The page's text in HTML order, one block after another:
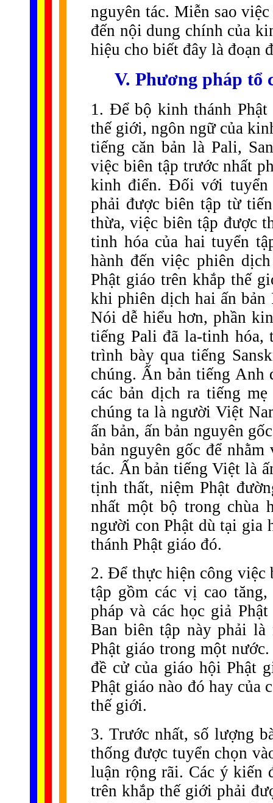
nguyên tác. Miễn sao
đến nội dung chính của
hiệu cho biết đây là đoạn
V. Phương pháp tổ
1. Để bộ kinh thánh
thế giới, ngôn ngữ của
tiếng căn bản là Pali,
việc biên tập trước nhất
kinh điển. Đối với tuyển
phải được biên tập từ
thừa, việc biên tập được
tinh hóa của hai tuyển
hành đến việc phiên
Phật giáo trên khắp thế
khi phiên dịch hai ấn bản
Nói dễ hiểu hơn, phần
tiếng Pali đã la-tinh hóa,
trình bày qua tiếng
chúng. Ấn bản tiếng Anh
các bản dịch ra tiếng
chúng ta là người Việt
ấn bản, ấn bản nguyên
bản nguyên gốc để
tác. Ấn bản tiếng Việt là
tịnh thất, niệm Phật
nhất một bộ trong chùa
người con Phật dù tại gia
thánh Phật giáo đó.
2. Để thực hiện công việc
tập gồm các vị cao
pháp và các học giả
Ban biên tập này phải
Phật giáo trong một
đề cử của giáo hội Phật
Phật giáo nào đó hay của
thế giới.
3. Trước nhất, số lượng
thống được tuyển chọn
luận rộng rãi. Các ý kiến
trên khắp thế giới phải